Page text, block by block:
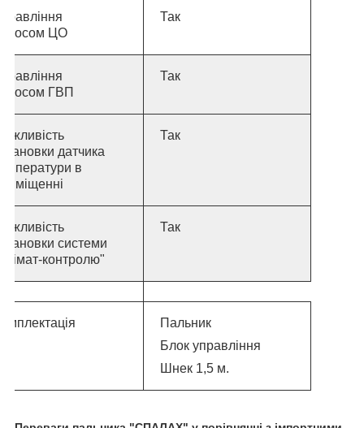
ЦО
Так
ГВП
Так
датчика
в
Так
системи
контролю"
Так
Пальник
Блок управління
Шнек 1,5 м.